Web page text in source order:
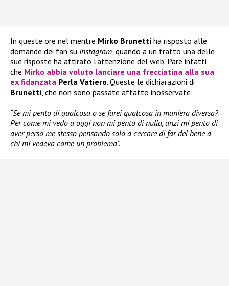
In queste ore nel mentre Mirko Brunetti ha risposto alle
domande dei fan su Instagram, quando a un tratto una delle
sue risposte ha attirato l’attenzione del web. Pare infatti
che Mirko abbia voluto lanciare una frecciatina alla sua
ex fidanzata Perla Vatiero. Queste le dichiarazioni di
Brunetti, che non sono passate affatto inosservate:
“Se mi pento di qualcosa o se farei qualcosa in maniera diversa?
Per come mi vedo a oggi non mi pento di nulla, anzi mi pento di
aver perso me stesso pensando solo a cercare di far del bene a
chi mi vedeva come un problema”.